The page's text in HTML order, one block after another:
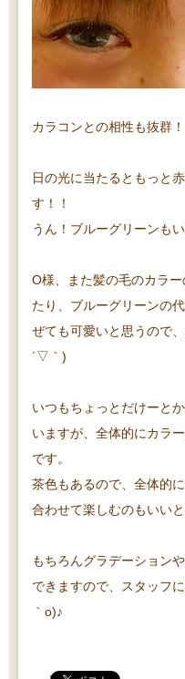
カラコンとの相性も抜群！
日の光に当たるともっと
す！！
うん！ブルーグリーンも
O様、また髪の毛のカラ
たり、ブルーグリーンの
ぜても可愛いと思うので
´▽｀)
いつもちょっとだけーと
いますが、全体的にカラ
です。
茶色もあるので、全体的
合わせて楽しむのもいいと
もちろんグラデーション
できますので、スタッフ
｀o)♪